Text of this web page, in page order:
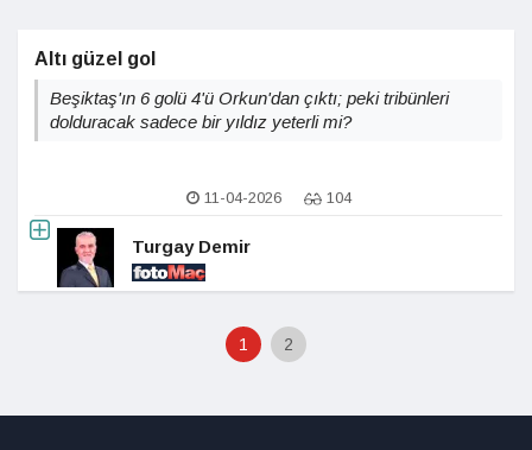
Altı güzel gol
Beşiktaş'ın 6 golü 4'ü Orkun'dan çıktı; peki tribünleri
dolduracak sadece bir yıldız yeterli mi?
11-04-2026 104
Turgay Demir
1 2